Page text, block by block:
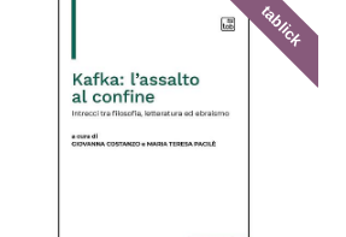
tablick